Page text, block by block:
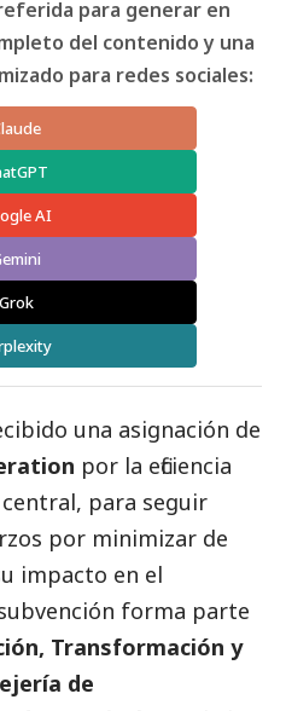
para generar en
del contenido y una
para redes sociales:
AI
Grok
una asignación de
por la eficiencia
para seguir
por minimizar de
impacto en el
forma parte
Transformación y
de